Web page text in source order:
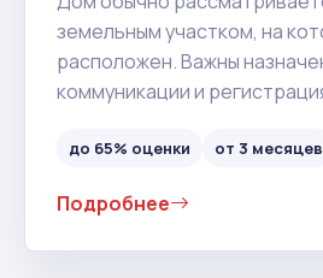
земельным участком, на
расположен. Важны
коммуникации и
до 65% оценки от 3 месяцев
Подробнее